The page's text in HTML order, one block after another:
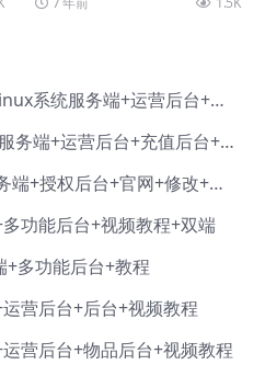
【天龙八部荣耀版】linux系统服务端+运营后台+授权后台+视频教程
【逆苍穹】linux系统服务端+运营后台+充值后台+物品后台+视频教程
【龙武】 Win系统服务端+授权后台+官网+修改+视频教程
多功能后台+视频教程+双端
+多功能后台+教程
运营后台+后台+视频教程
运营后台+物品后台+视频教程